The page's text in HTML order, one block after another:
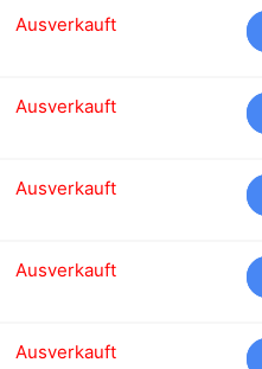
Ausverkauft
Ausverkauft
Ausverkauft
Ausverkauft
Ausverkauft